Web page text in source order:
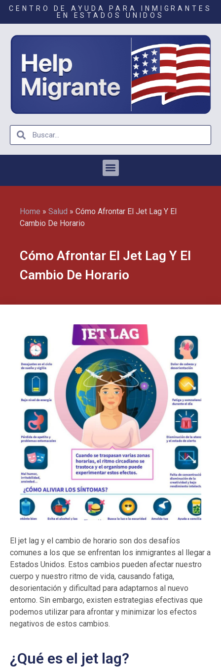
CENTRO DE AYUDA PARA INMIGRANTES
EN ESTADOS UNIDOS
Home » Salud » Cómo Afrontar El Jet Lag Y El
Cambio De Horario
Cómo Afrontar El Jet Lag Y El
Cambio De Horario
El jet lag y el cambio de horario son dos desafíos
comunes a los que se enfrentan los inmigrantes al llegar a
Estados Unidos. Estos cambios pueden afectar nuestro
cuerpo y nuestro ritmo de vida, causando fatiga,
desorientación y dificultad para adaptarnos al nuevo
entorno. Sin embargo, existen estrategias efectivas que
podemos utilizar para afrontar y minimizar los efectos
negativos de estos cambios.
¿Qué es el jet lag?